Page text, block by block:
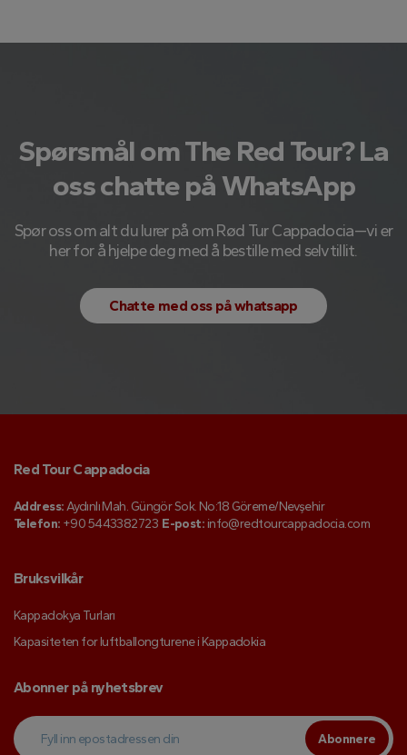
Spørsmål om The Red Tour? La
oss chatte på WhatsApp
Spør oss om alt du lurer på om Rød Tur Cappadocia—vi er
her for å hjelpe deg med å bestille med selvtillit.
Chatte med oss ​​på whatsapp
Red Tour Cappadocia
Address:Aydınlı Mah. Güngör Sok. No:18 Göreme/Nevşehir
Telefon: +90 5443382723 E-post: info@redtourcappadocia.com
Bruksvilkår
Kappadokya Turları
Kapasiteten for luftballongturene i Kappadokia
Abonner på nyhetsbrev
Abonnere